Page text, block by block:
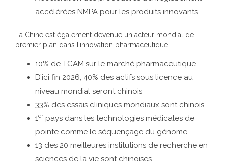
accélérées NMPA pour les produits innovants
La Chine est également devenue un acteur mondial de
premier plan dans l’innovation pharmaceutique :
10% de TCAM sur le marché pharmaceutique
D’ici fin 2026, 40% des actifs sous licence au
niveau mondial seront chinois
33% des essais cliniques mondiaux sont chinois
1er pays dans les technologies médicales de
pointe comme le séquençage du génome.
13 des 20 meilleures institutions de recherche en
sciences de la vie sont chinoises